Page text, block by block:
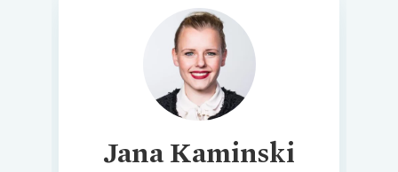
Loading...
Jana Kaminski